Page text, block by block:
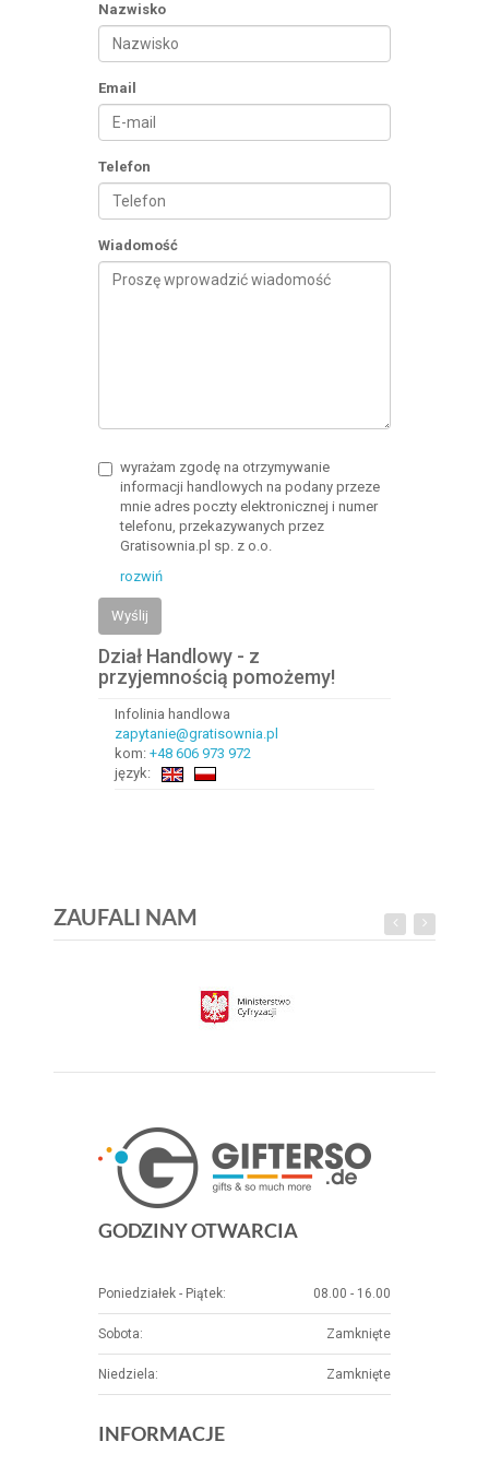
Nazwisko
Email
Telefon
Wiadomość
wyrażam zgodę na otrzymywanie
informacji handlowych na podany przeze
mnie adres poczty elektronicznej i numer
telefonu, przekazywanych przez
Gratisownia.pl sp. z o.o.
rozwiń
Wyślij
Dział Handlowy - z
przyjemnością pomożemy!
Infolinia handlowa
zapytanie@gratisownia.pl
kom: +48 606 973 972
język:
ZAUFALI NAM
GODZINY OTWARCIA
Poniedziałek - Piątek: 08.00 - 16.00
Sobota: Zamknięte
Niedziela: Zamknięte
INFORMACJE